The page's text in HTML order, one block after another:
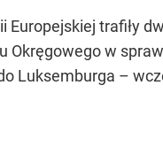
Europejskiej trafiły
Okręgowego w
Luksemburga –